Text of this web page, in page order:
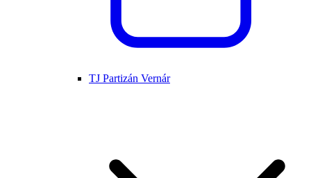
TJ Partizán Vernár